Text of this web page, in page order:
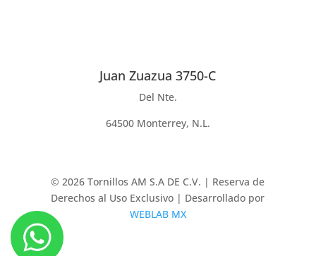
Juan Zuazua 3750-C
Del Nte.
64500 Monterrey, N.L.
© 2026 Tornillos AM S.A DE C.V. | Reserva de
Derechos al Uso Exclusivo | Desarrollado por
WEBLAB MX